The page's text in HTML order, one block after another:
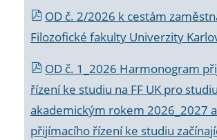
OD č. 2/2026 k cestám
Filozofické fakulty Univerzity
OD č. 1_2026 Harmonogram
řízení ke studiu na FF UK pro
akademickým rokem 2026_2027
přijímacího řízení ke studiu